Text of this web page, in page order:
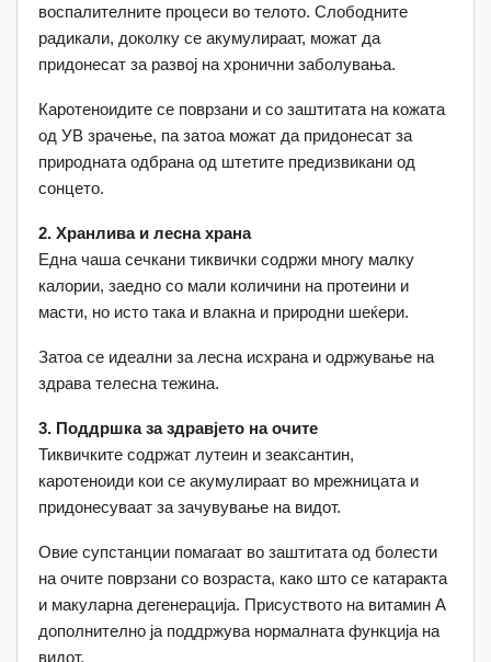
воспалителните процеси во телото. Слободните
радикали, доколку се акумулираат, можат да
придонесат за развој на хронични заболувања.
Каротеноидите се поврзани и со заштитата на кожата
од УВ зрачење, па затоа можат да придонесат за
природната одбрана од штетите предизвикани од
сонцето.
2. Хранлива и лесна храна
Една чаша сечкани тиквички содржи многу малку
калории, заедно со мали количини на протеини и
масти, но исто така и влакна и природни шеќери.
Затоа се идеални за лесна исхрана и одржување на
здрава телесна тежина.
3. Поддршка за здравјето на очите
Тиквичките содржат лутеин и зеаксантин,
каротеноиди кои се акумулираат во мрежницата и
придонесуваат за зачувување на видот.
Овие супстанции помагаат во заштитата од болести
на очите поврзани со возраста, како што се катаракта
и макуларна дегенерација. Присуството на витамин А
дополнително ја поддржува нормалната функција на
видот.